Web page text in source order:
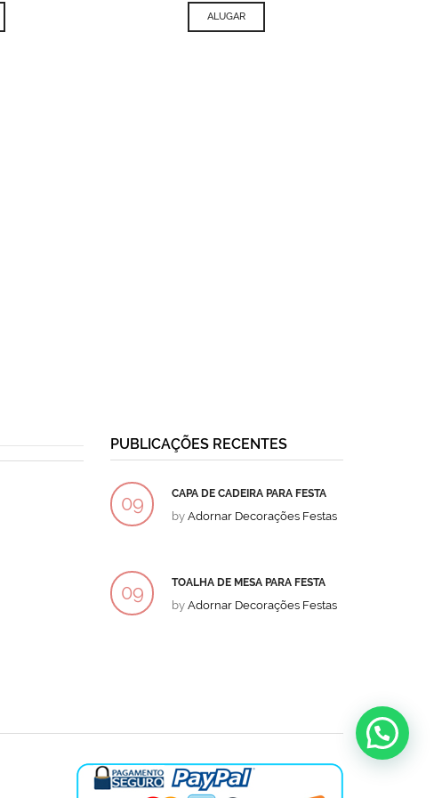
ALUGAR
PUBLICAÇÕES RECENTES
09 CAPA DE CADEIRA PARA FESTA
byAdornar Decorações Festas
09 TOALHA DE MESA PARA FESTA
byAdornar Decorações Festas